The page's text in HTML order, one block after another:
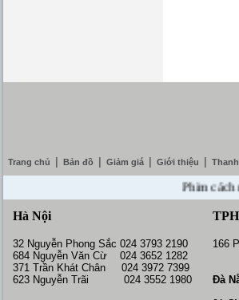
Trang chủ Bản đồ Giảm giá Giới thiệu
Phim cách
Hà Nội
32 Nguyễn Phong Sắc 024 3793 2190
684 Nguyễn Văn Cừ 024 3652 1282
371 Trần Khát Chân 024 3972 7399
623 Nguyễn Trãi 024 3552 1980
166
Đà